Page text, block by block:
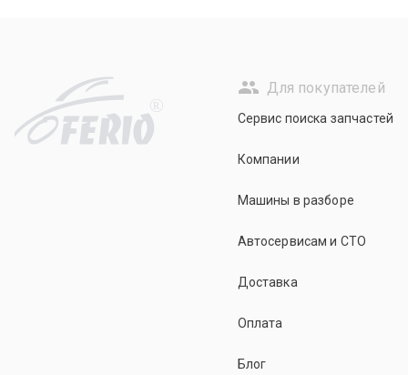
R
Для покупателей
Сервис поиска запчастей
Компании
Машины в разборе
Автосервисам и СТО
Доставка
Оплата
Блог